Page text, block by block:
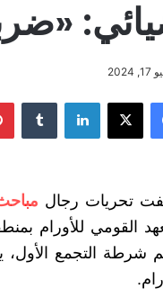
فيسبوك لينكدإن
تحريات رجال
القومي للأورام
شرطة التجمع الأول،